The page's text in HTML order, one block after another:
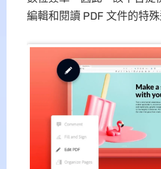
編輯和閱讀 PDF 文件的特殊